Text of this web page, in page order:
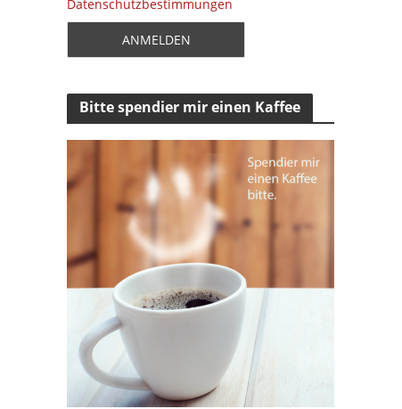
Datenschutzbestimmungen
Bitte spendier mir einen Kaffee